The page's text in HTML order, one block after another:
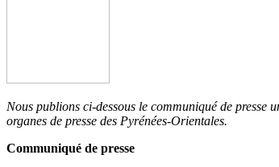
Nous publions ci-dessous le communiqué de presse
organes de presse des Pyrénées-Orientales.
Communiqué de presse